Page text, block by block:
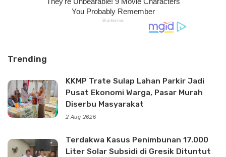
Trending
KKMP Trate Sulap Lahan Parkir Jadi
Pusat Ekonomi Warga, Pasar Murah
Diserbu Masyarakat
2 Aug 2026
Terdakwa Kasus Penimbunan 17.000
Liter Solar Subsidi di Gresik Dituntut